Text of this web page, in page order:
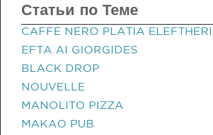
Статьи по Теме
CAFFE NERO PLATIA
EFTA AI GIORGIDES
BLACK DROP
NOUVELLE
MANOLITO PIZZA
MAKAO PUB